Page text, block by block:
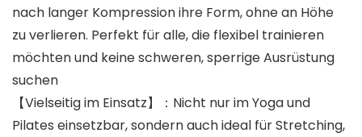
nach langer Kompression ihre Form, ohne an Höhe
zu verlieren. Perfekt für alle, die flexibel trainieren
möchten und keine schweren, sperrige Ausrüstung
suchen
【Vielseitig im Einsatz】：Nicht nur im Yoga und
Pilates einsetzbar, sondern auch ideal für Stretching,